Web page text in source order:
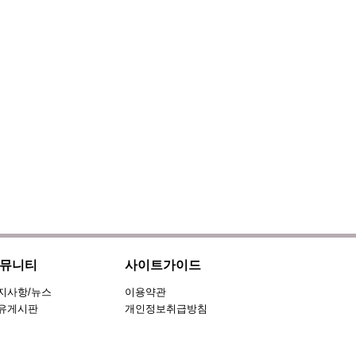
니티
사항/뉴스
게시판
사이트가이드
이용약관
개인정보취급방침